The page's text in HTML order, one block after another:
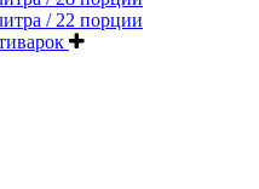
/ 22 порции